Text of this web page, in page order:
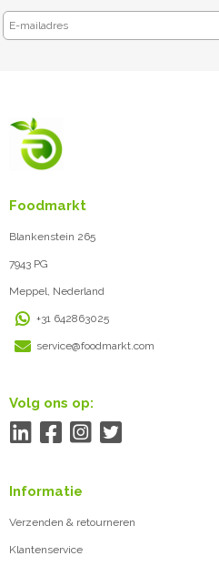
Foodmarkt
Blankenstein 265
7943 PG
Meppel, Nederland
+31 642863025
service@foodmarkt.com
Volg ons op:
Informatie
Verzenden & retourneren
Klantenservice